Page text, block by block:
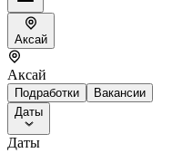
Аксай
Аксай
Подработки
Вакансии
Даты
Даты